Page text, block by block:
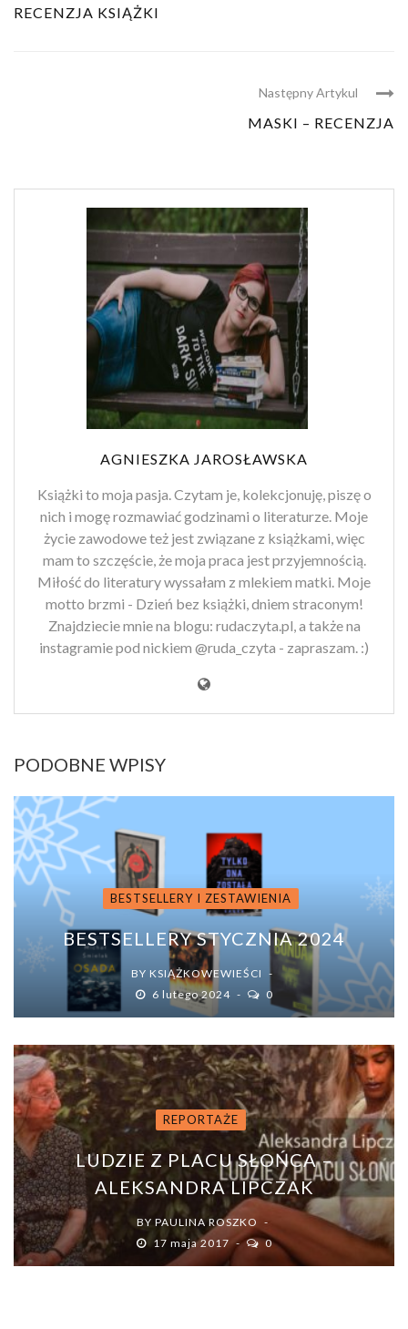
RECENZJA KSIĄŻKI
Następny Artykul
MASKI – RECENZJA
AGNIESZKA JAROSŁAWSKA
Książki to moja pasja. Czytam je, kolekcjonuję, piszę o
nich i mogę rozmawiać godzinami o literaturze. Moje
życie zawodowe też jest związane z książkami, więc
mam to szczęście, że moja praca jest przyjemnością.
Miłość do literatury wyssałam z mlekiem matki. Moje
motto brzmi - Dzień bez książki, dniem straconym!
Znajdziecie mnie na blogu: rudaczyta.pl, a także na
instagramie pod nickiem @ruda_czyta - zapraszam. :)
PODOBNE WPISY
BESTSELLERY I ZESTAWIENIA
BESTSELLERY STYCZNIA 2024
BY KSIĄŻKOWEWIEŚCI
6 lutego 2024
0
REPORTAŻE
LUDZIE Z PLACU SŁOŃCA –
ALEKSANDRA LIPCZAK
BY PAULINA ROSZKO
17 maja 2017
0